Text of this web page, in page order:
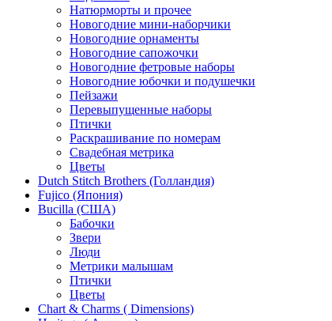
Натюрморты и прочее
Новогодние мини-наборчики
Новогодние орнаменты
Новогодние сапожочки
Новогодние фетровые наборы
Новогодние юбочки и подушечки
Пейзажи
Перевыпущенные наборы
Птички
Раскрашивание по номерам
Свадебная метрика
Цветы
Dutch Stitch Brothers (Голландия)
Fujico (Япония)
Bucilla (США)
Бабочки
Звери
Люди
Метрики малышам
Птички
Цветы
Chart & Charms ( Dimensions)